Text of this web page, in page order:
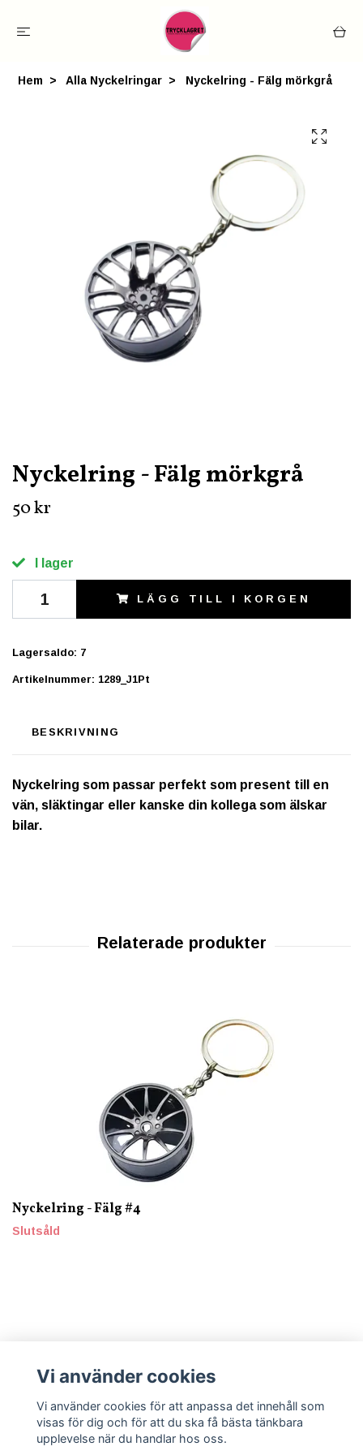
Hem Alla Nyckelringar Nyckelring - Fälg mörkgrå
Nyckelring - Fälg mörkgrå
50 kr
I lager
LÄGG TILL I KORGEN
Lagersaldo: 7
Artikelnummer: 1289_J1Pt
BESKRIVNING
Nyckelring som passar perfekt som present till en
vän, släktingar eller kanske din kollega som älskar
bilar.
Nyckelring - Fälg #4
Slutsåld
Läs mer
Vi använder cookies
Vi använder cookies för att anpassa det innehåll som
visas för dig och för att du ska få bästa tänkbara
upplevelse när du handlar hos oss.